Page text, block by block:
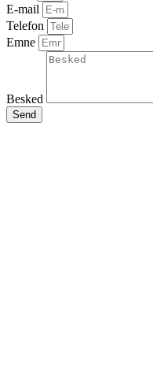
E-mail
Telefon
Emne
Besked
Send